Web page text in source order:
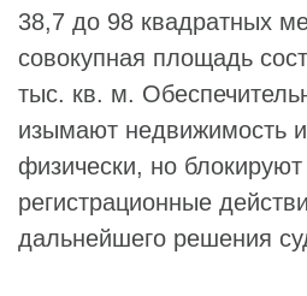
38,7 до 98 квадратных
совокупная площадь
тыс. кв. м.
изымают недвижимость
физически, но
регистрационные
дальнейшего решения